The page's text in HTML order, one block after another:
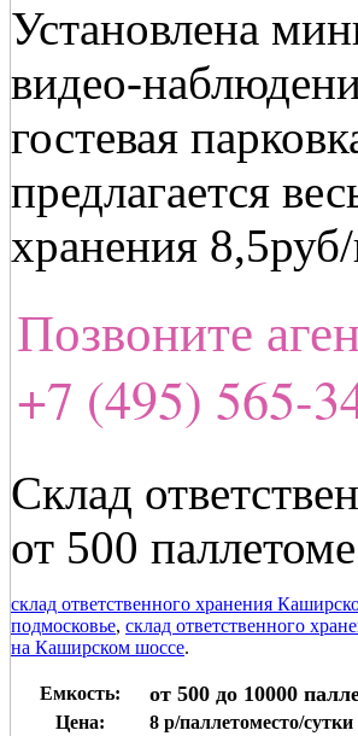
Установлена
видео-
гостевая
предлагается
хранения
Позвоните
+7 (495) 565-
Склад
от 500
склад ответственного хранения
подмосковье, склад ответственного
на Каширском шоссе.
Емкость: от 500 до 10000
Цена: 8 р/паллетоместо/сутки